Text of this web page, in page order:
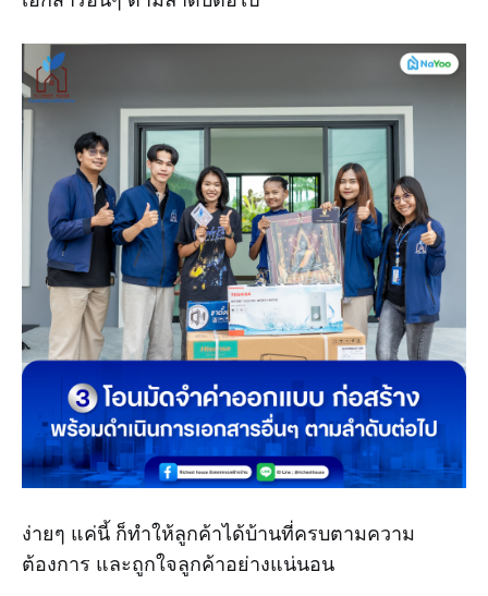
ง่ายๆ แค่นี้ ก็ทำให้ลูกค้าได้บ้านที่ครบตามความ
ต้องการ และถูกใจลูกค้าอย่างแน่นอน